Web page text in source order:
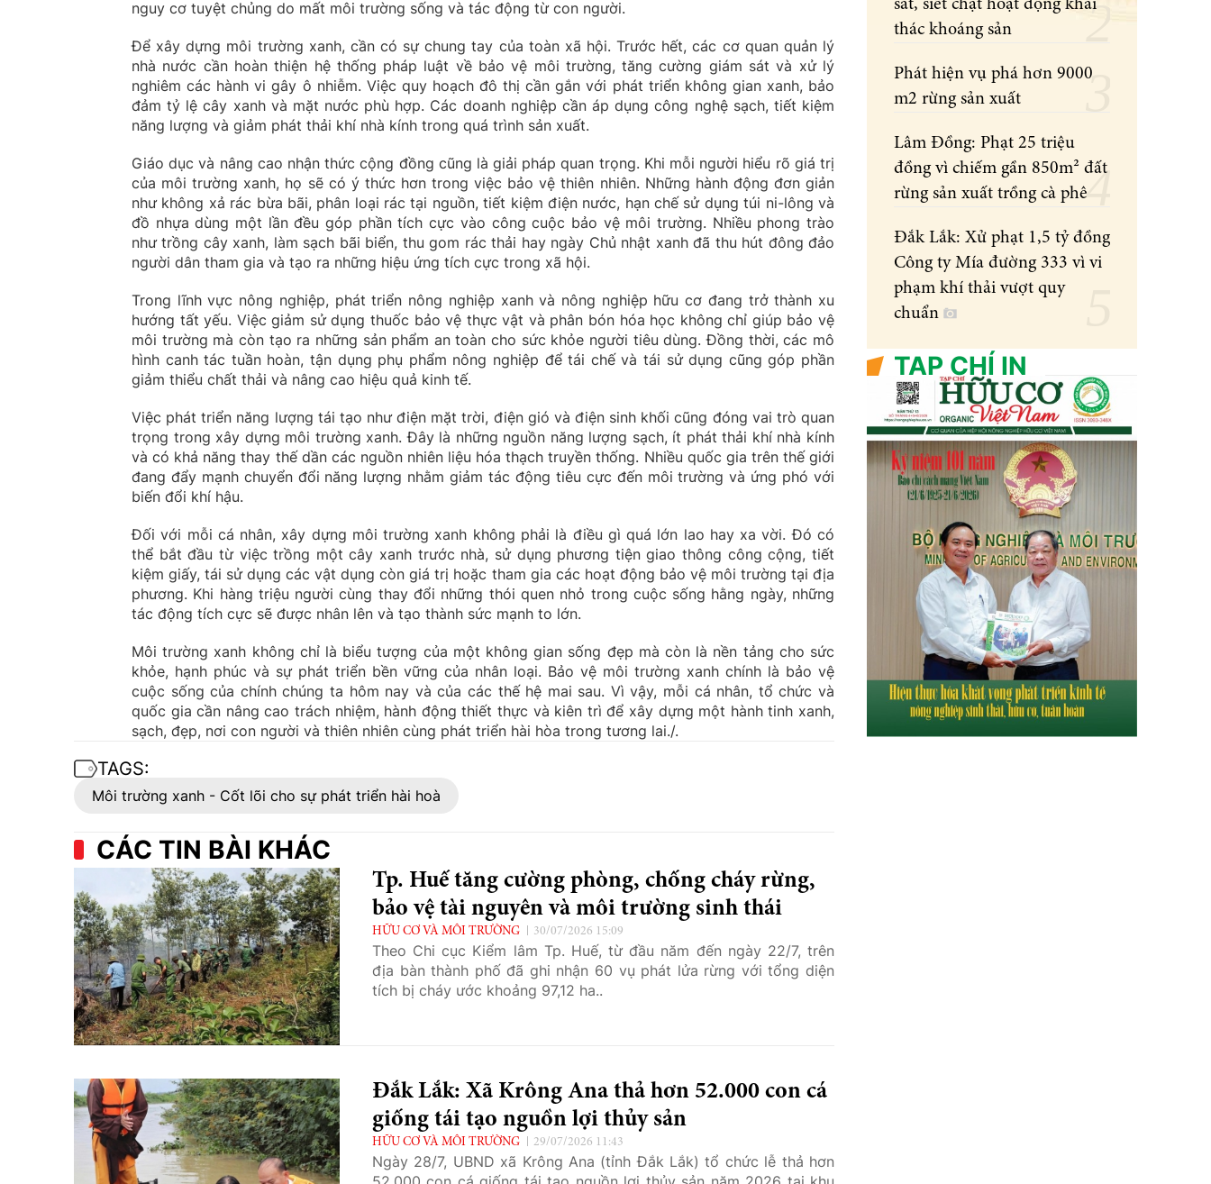
nguy cơ tuyệt chủng do mất môi trường sống và tác động từ con người.
Để xây dựng môi trường xanh, cần có sự chung tay của toàn xã hội. Trước hết, các cơ quan quản lý
nhà nước cần hoàn thiện hệ thống pháp luật về bảo vệ môi trường, tăng cường giám sát và xử lý
nghiêm các hành vi gây ô nhiễm. Việc quy hoạch đô thị cần gắn với phát triển không gian xanh, bảo
đảm tỷ lệ cây xanh và mặt nước phù hợp. Các doanh nghiệp cần áp dụng công nghệ sạch, tiết kiệm
năng lượng và giảm phát thải khí nhà kính trong quá trình sản xuất.
Giáo dục và nâng cao nhận thức cộng đồng cũng là giải pháp quan trọng. Khi mỗi người hiểu rõ giá trị
của môi trường xanh, họ sẽ có ý thức hơn trong việc bảo vệ thiên nhiên. Những hành động đơn giản
như không xả rác bừa bãi, phân loại rác tại nguồn, tiết kiệm điện nước, hạn chế sử dụng túi ni-lông và
đồ nhựa dùng một lần đều góp phần tích cực vào công cuộc bảo vệ môi trường. Nhiều phong trào
như trồng cây xanh, làm sạch bãi biển, thu gom rác thải hay ngày Chủ nhật xanh đã thu hút đông đảo
người dân tham gia và tạo ra những hiệu ứng tích cực trong xã hội.
Trong lĩnh vực nông nghiệp, phát triển nông nghiệp xanh và nông nghiệp hữu cơ đang trở thành xu
hướng tất yếu. Việc giảm sử dụng thuốc bảo vệ thực vật và phân bón hóa học không chỉ giúp bảo vệ
môi trường mà còn tạo ra những sản phẩm an toàn cho sức khỏe người tiêu dùng. Đồng thời, các mô
hình canh tác tuần hoàn, tận dụng phụ phẩm nông nghiệp để tái chế và tái sử dụng cũng góp phần
giảm thiểu chất thải và nâng cao hiệu quả kinh tế.
Việc phát triển năng lượng tái tạo như điện mặt trời, điện gió và điện sinh khối cũng đóng vai trò quan
trọng trong xây dựng môi trường xanh. Đây là những nguồn năng lượng sạch, ít phát thải khí nhà kính
và có khả năng thay thế dần các nguồn nhiên liệu hóa thạch truyền thống. Nhiều quốc gia trên thế giới
đang đẩy mạnh chuyển đổi năng lượng nhằm giảm tác động tiêu cực đến môi trường và ứng phó với
biến đổi khí hậu.
Đối với mỗi cá nhân, xây dựng môi trường xanh không phải là điều gì quá lớn lao hay xa vời. Đó có
thể bắt đầu từ việc trồng một cây xanh trước nhà, sử dụng phương tiện giao thông công cộng, tiết
kiệm giấy, tái sử dụng các vật dụng còn giá trị hoặc tham gia các hoạt động bảo vệ môi trường tại địa
phương. Khi hàng triệu người cùng thay đổi những thói quen nhỏ trong cuộc sống hằng ngày, những
tác động tích cực sẽ được nhân lên và tạo thành sức mạnh to lớn.
Môi trường xanh không chỉ là biểu tượng của một không gian sống đẹp mà còn là nền tảng cho sức
khỏe, hạnh phúc và sự phát triển bền vững của nhân loại. Bảo vệ môi trường xanh chính là bảo vệ
cuộc sống của chính chúng ta hôm nay và của các thế hệ mai sau. Vì vậy, mỗi cá nhân, tổ chức và
quốc gia cần nâng cao trách nhiệm, hành động thiết thực và kiên trì để xây dựng một hành tinh xanh,
sạch, đẹp, nơi con người và thiên nhiên cùng phát triển hài hòa trong tương lai./.
TAGS:
Môi trường xanh - Cốt lõi cho sự phát triển hài hoà
CÁC TIN BÀI KHÁC
Tp. Huế tăng cường phòng, chống cháy rừng,
bảo vệ tài nguyên và môi trường sinh thái
HỮU CƠ VÀ MÔI TRƯỜNG 30/07/2026 15:09
Theo Chi cục Kiểm lâm Tp. Huế, từ đầu năm đến ngày 22/7, trên
địa bàn thành phố đã ghi nhận 60 vụ phát lửa rừng với tổng diện
tích bị cháy ước khoảng 97,12 ha..
Đắk Lắk: Xã Krông Ana thả hơn 52.000 con cá
giống tái tạo nguồn lợi thủy sản
HỮU CƠ VÀ MÔI TRƯỜNG 29/07/2026 11:43
Ngày 28/7, UBND xã Krông Ana (tỉnh Đắk Lắk) tổ chức lễ thả hơn
sát, siết chặt hoạt động khai
thác khoáng sản
Phát hiện vụ phá hơn 9000
m2 rừng sản xuất
Lâm Đồng: Phạt 25 triệu
đồng vì chiếm gần 850m² đất
rừng sản xuất trồng cà phê
Đắk Lắk: Xử phạt 1,5 tỷ đồng
Công ty Mía đường 333 vì vi
phạm khí thải vượt quy
chuẩn
TẠP CHÍ IN